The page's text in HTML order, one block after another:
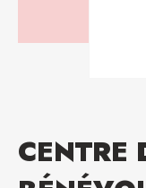
CENTRE